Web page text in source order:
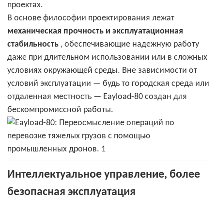
проектах.
В основе философии проектирования лежат
механическая прочность и эксплуатационная
стабильность , обеспечивающие надежную работу
даже при длительном использовании или в сложных
условиях окружающей среды. Вне зависимости от
условий эксплуатации — будь то городская среда или
отдаленная местность — Eayload-80 создан для
бескомпромиссной работы.
Интеллектуальное управление, более
безопасная эксплуатация